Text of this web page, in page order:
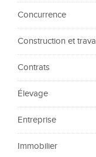
Concurrence
Construction et
Contrats
Élevage
Entreprise
Immobilier